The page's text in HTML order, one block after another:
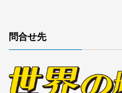
問合せ先